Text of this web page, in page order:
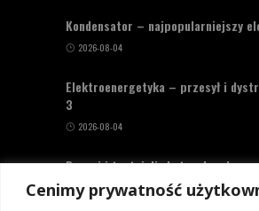
Cenimy prywatność
Kondensator – najpopularniejszy
2026-08-04
Elektroenergetyka – przesył i
3
2026-08-04
Poznaj i testuj diody tunelowe!
2026-08-04